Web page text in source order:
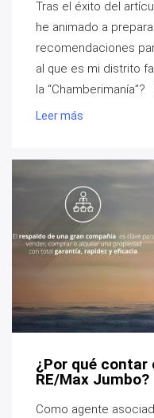
Tras el éxito del
he animado a
recomendaciones
al que es mi distrito
la “Chamberimanía”?
Leer más
¿Por qué contar
RE/Max Jumbo?
Como agente